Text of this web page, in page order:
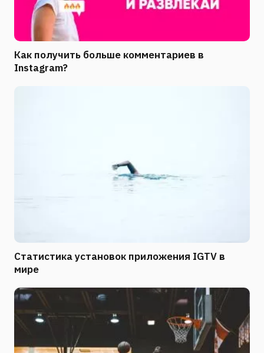
Как получить больше комментариев в
Instagram?
Статистика установок приложения IGTV в
мире